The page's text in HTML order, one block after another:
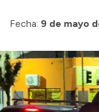
Fecha: 9 de mayo